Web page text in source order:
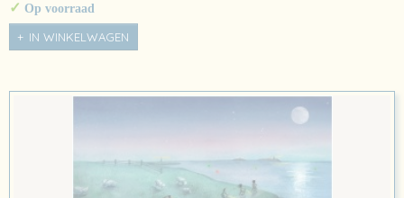
✓ Op voorraad
IN WINKELWAGEN